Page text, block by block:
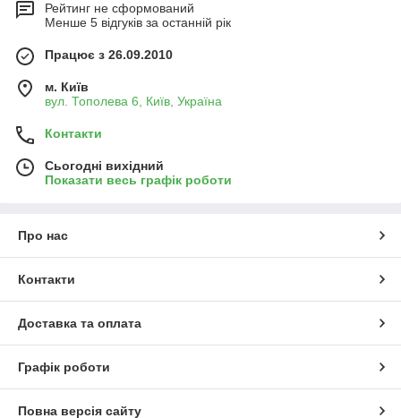
Рейтинг не сформований
Менше 5 відгуків за останній рік
Працює з 26.09.2010
м. Київ
вул. Тополева 6, Київ, Україна
Контакти
Сьогодні вихідний
Показати весь графік роботи
Про нас
Контакти
Доставка та оплата
Графік роботи
Повна версія сайту